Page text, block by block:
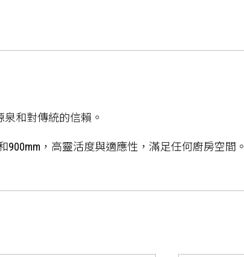
和對傳統的信賴。
，高靈活度與適應性，滿足任何廚房空間。